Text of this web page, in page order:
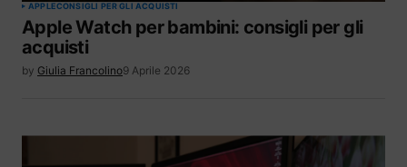
APPLECONSIGLI PER GLI ACQUISTI
Apple Watch per bambini: consigli per gli
acquisti
by Giulia Francolino9 Aprile 2026